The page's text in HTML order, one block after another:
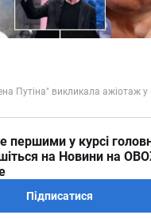
першими у курсі
на Новини на
Підписатися